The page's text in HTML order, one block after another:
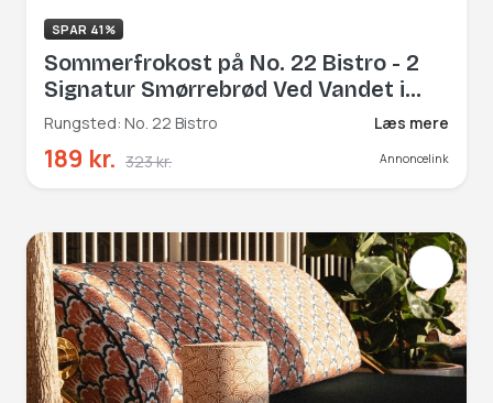
SPAR 41%
Sommerfrokost på No. 22 Bistro - 2
Signatur Smørrebrød Ved Vandet i
Rungsted Havn
Rungsted: No. 22 Bistro Læs mere
189 kr. 323 kr. Annoncelink